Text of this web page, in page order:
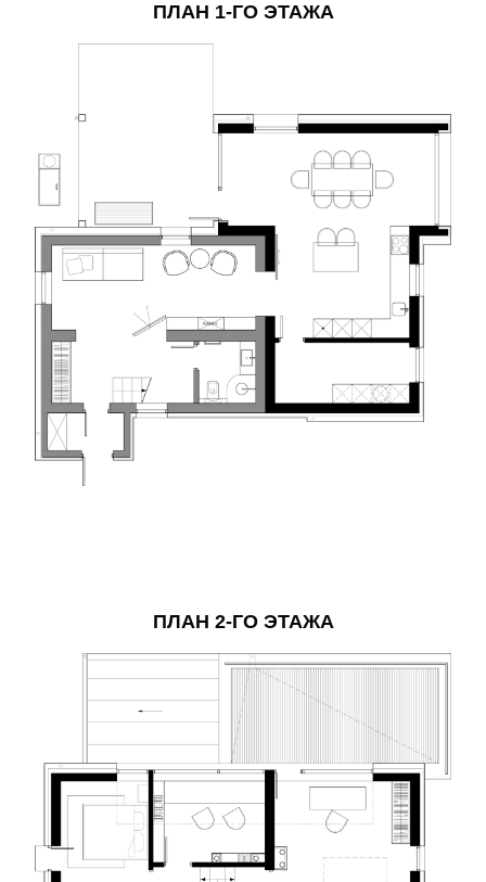
ПЛАН 1-ГО ЭТАЖА
ПЛАН 2-ГО ЭТАЖА